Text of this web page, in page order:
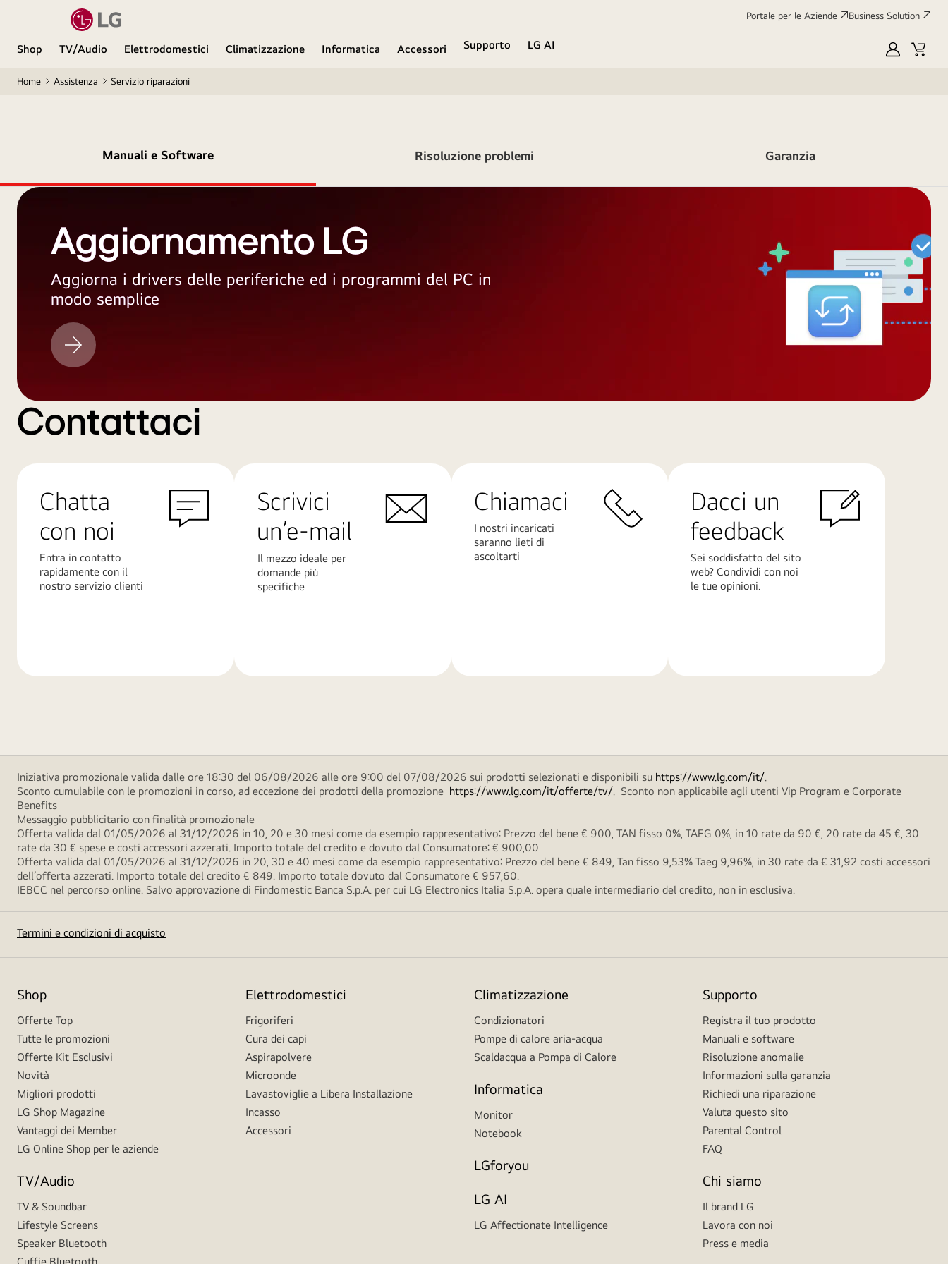
Portale per le Aziende Business Solution
Shop TV/Audio Elettrodomestici Climatizzazione Informatica Accessori Supporto
LG AI
My
Cart
Home Assistenza Servizio riparazioni
Manuali e Software Risoluzione problemi Garanzia
Aggiornamento LG
Aggiorna i drivers delle periferiche ed i programmi del PC in
modo semplice
Aggiornamento
LG
Contattaci
Chatta
con noi
Entra in contatto
rapidamente con il
nostro servizio clienti
Scrivici
un’e-mail
Il mezzo ideale per
domande più
specifiche
Chiamaci
I nostri incaricati
saranno lieti di
ascoltarti
Dacci un
feedback
Sei soddisfatto del sito
web? Condividi con noi
le tue opinioni.
Iniziativa promozionale valida dalle ore 18:30 del 06/08/2026 alle ore 9:00 del 07/08/2026 sui prodotti selezionati e disponibili su https://www.lg.com/it/.
Sconto cumulabile con le promozioni in corso, ad eccezione dei prodotti della promozione https://www.lg.com/it/offerte/tv/. Sconto non applicabile agli utenti Vip Program e Corporate
Benefits
Messaggio pubblicitario con finalità promozionale
Offerta valida dal 01/05/2026 al 31/12/2026 in 10, 20 e 30 mesi come da esempio rappresentativo: Prezzo del bene € 900, TAN fisso 0%, TAEG 0%, in 10 rate da 90 €, 20 rate da 45 €, 30
rate da 30 € spese e costi accessori azzerati. Importo totale del credito e dovuto dal Consumatore: € 900,00
Offerta valida dal 01/05/2026 al 31/12/2026 in 20, 30 e 40 mesi come da esempio rappresentativo: Prezzo del bene € 849, Tan fisso 9,53% Taeg 9,96%, in 30 rate da € 31,92 costi accessori
dell’offerta azzerati. Importo totale del credito € 849. Importo totale dovuto dal Consumatore € 957,60.
IEBCC nel percorso online. Salvo approvazione di Findomestic Banca S.p.A. per cui LG Electronics Italia S.p.A. opera quale intermediario del credito, non in esclusiva.
Termini e condizioni di acquisto
Shop
Offerte Top
Tutte le promozioni
Offerte Kit Esclusivi
Novità
Migliori prodotti
LG Shop Magazine
Vantaggi dei Member
LG Online Shop per le aziende
TV/Audio
TV & Soundbar
Lifestyle Screens
Speaker Bluetooth
Elettrodomestici
Frigoriferi
Cura dei capi
Aspirapolvere
Microonde
Lavastoviglie a Libera Installazione
Incasso
Accessori
Climatizzazione
Condizionatori
Pompe di calore aria-acqua
Scaldacqua a Pompa di Calore
Informatica
Monitor
Notebook
LGforyou
LG AI
LG Affectionate Intelligence
Supporto
Registra il tuo prodotto
Manuali e software
Risoluzione anomalie
Informazioni sulla garanzia
Richiedi una riparazione
Valuta questo sito
Parental Control
FAQ
Chi siamo
Il brand LG
Lavora con noi
Press e media